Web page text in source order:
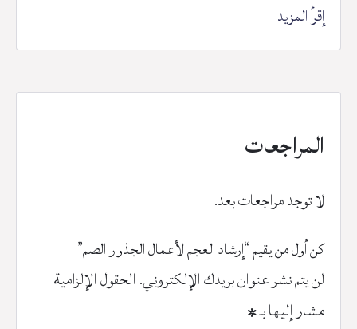
إقرأ المزيد
المراجعات
لا توجد مراجعات بعد.
كن أول من يقيم “إرشاد العجم لأعمال الجذور الصم”
لن يتم نشر عنوان بريدك الإلكتروني.الحقول الإلزامية
مشار إليها بـ*